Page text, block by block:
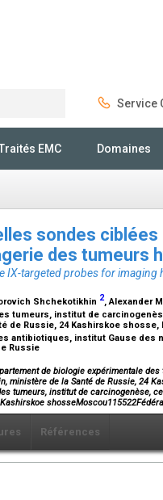
Service
EMC Domaines
sondes ciblées
des tumeurs
IX-targeted probes for imaging
Shchekotikhin 2, Alexander
tumeurs, institut de
de Russie, 24 Kashirskoe
antibiotiques, institut Gause des
Russie
de biologie expérimentale
ministère de la Santé de Russie, 24
tumeurs, institut de carcinogenèse,
Références